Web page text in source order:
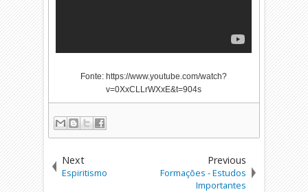
Fonte: https://www.youtube.com/watch?
v=0XxCLLrWXxE&t=904s
Next
Espiritismo
Previous
Formações - Estudos
Importantes